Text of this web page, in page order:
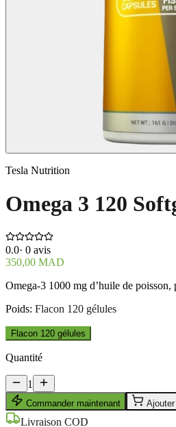
Tesla Nutrition
Omega 3 120
0.0· 0 avis
350,00 MAD
Omega-3 1000 mg d’huile de
Poids: Flacon 120 gélules
Flacon 120 gélules
Quantité
1
Commander maintenant
Livraison COD